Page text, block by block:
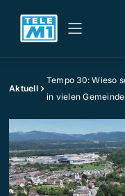
Aktuell
Tempo 30: Wieso
in vielen